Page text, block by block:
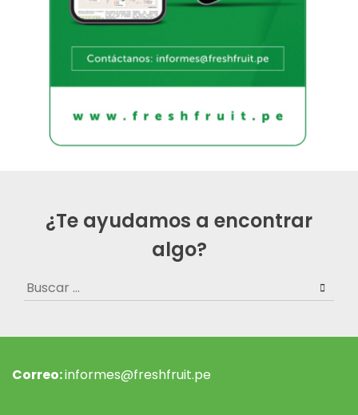
¿Te ayudamos a encontrar
algo?
Buscar:
Correo:informes@freshfruit.pe